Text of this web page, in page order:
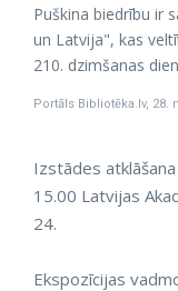
Puškina biedrību ir
un Latvija", kas
210. dzimšanas
Portāls Bibliotēka.lv, 28.
Izstādes
15.00 Latvijas
24.
Ekspozīcijas